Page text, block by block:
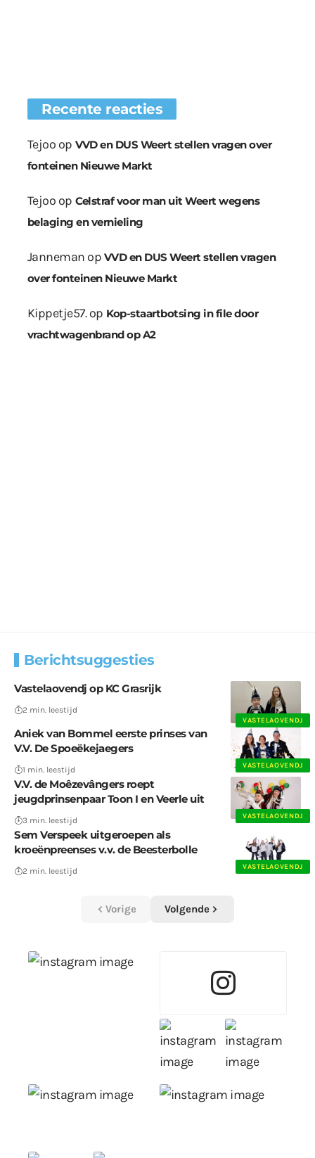
Recente reacties
Tejoo op VVD en DUS Weert stellen vragen over
fonteinen Nieuwe Markt
Tejoo op Celstraf voor man uit Weert wegens
belaging en vernieling
Janneman op VVD en DUS Weert stellen vragen
over fonteinen Nieuwe Markt
Kippetje57.op Kop-staartbotsing in file door
vrachtwagenbrand op A2
Berichtsuggesties
VASTELAOVENDJ
Vastelaovendj op KC Grasrijk
2 min. leestijd
VASTELAOVENDJ
Aniek van Bommel eerste prinses van
V.V. De Spoeëkejaegers
1 min. leestijd
VASTELAOVENDJ
V.V. de Moêzevângers roept
jeugdprinsenpaar Toon I en Veerle uit
3 min. leestijd
VASTELAOVENDJ
Sem Verspeek uitgeroepen als
kroeënpreenses v.v. de Beesterbolle
2 min. leestijd
Vorige Volgende